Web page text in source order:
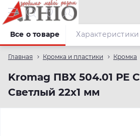
Главная Кромка и пластики Кромка
Kromag ПВХ 504.01 РЕ
Светлый 22х1 мм
Все о товаре Характеристики